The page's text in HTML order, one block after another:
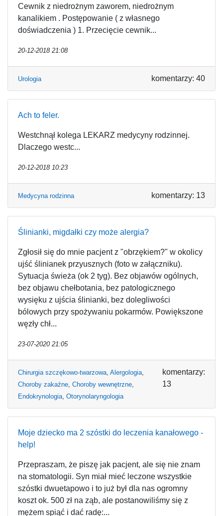
Cewnik z niedrożnym zaworem, niedrożnym
kanalikiem . Postępowanie ( z własnego
doświadczenia ) 1. Przecięcie cewnik...
20-12-2018 21:08
Urologia komentarzy: 40
Ach to feler.
Westchnął kolega LEKARZ medycyny rodzinnej.
Dlaczego westc...
20-12-2018 10:23
Medycyna rodzinna komentarzy: 13
Ślinianki, migdałki czy może alergia?
Zgłosił się do mnie pacjent z "obrzękiem?" w okolicy
ujść ślinianek przyusznych (foto w załączniku).
Sytuacja świeża (ok 2 tyg). Bez objawów ogólnych,
bez objawu chełbotania, bez patologicznego
wysięku z ujścia ślinianki, bez dolegliwości
bólowych przy spożywaniu pokarmów. Powiększone
węzły chł...
23-07-2020 21:05
Chirurgia szczękowo-twarzowa, Alergologia,
Choroby zakaźne, Choroby wewnętrzne,
Endokrynologia, Otorynolaryngologia
komentarzy:
13
Moje dziecko ma 2 szóstki do leczenia kanałowego -
help!
Przepraszam, że piszę jak pacjent, ale się nie znam
na stomatologii. Syn miał mieć leczone wszystkie
szóstki dwuetapowo i to już był dla nas ogromny
koszt ok. 500 zł na ząb, ale postanowiliśmy się z
mężem spiąć i dać radę:...